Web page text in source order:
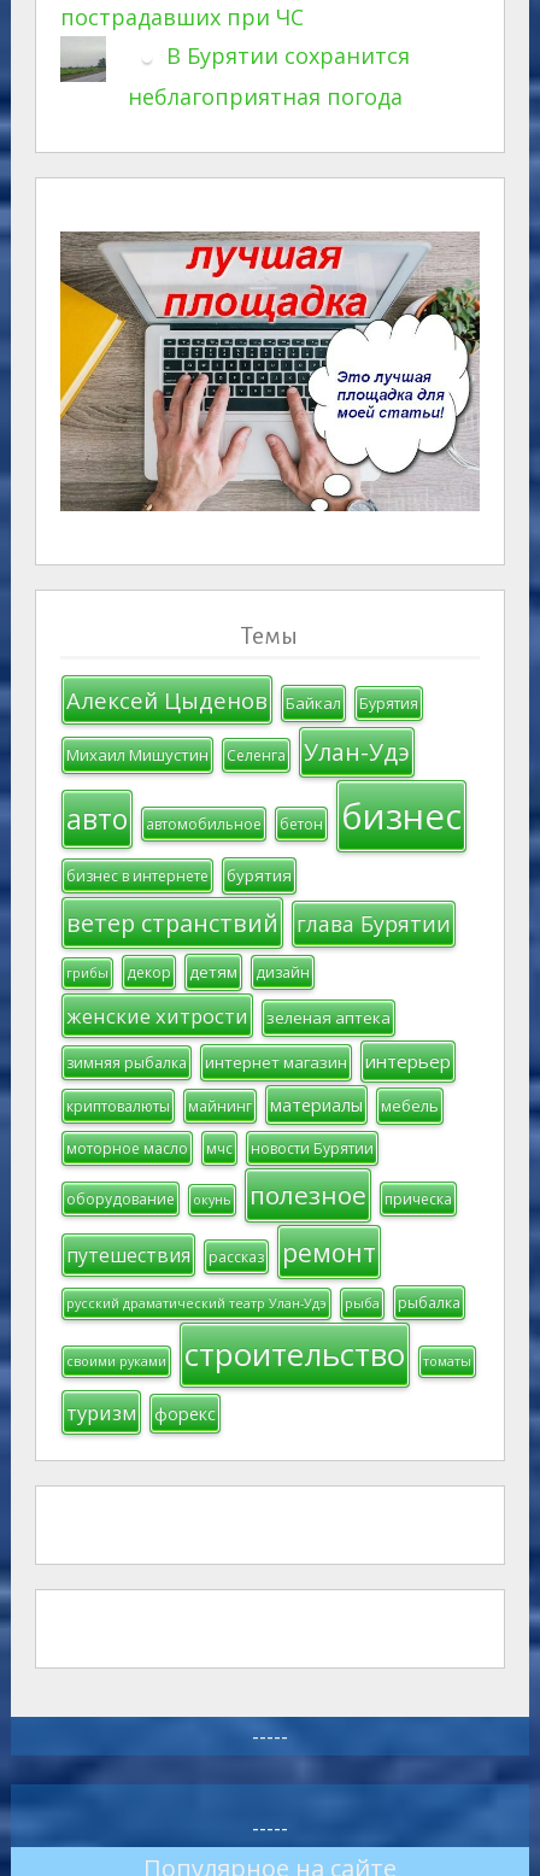
пострадавших при ЧС
В Бурятии сохранится
неблагоприятная погода
Темы
Алексей Цыденов Байкал Бурятия
Михаил Мишустин Селенга Улан-Удэ
авто автомобильное бетон бизнес
бизнес в интернете бурятия
ветер странствий глава Бурятии
грибы декор детям дизайн
женские хитрости зеленая аптека
зимняя рыбалка интернет магазин интерьер
криптовалюты майнинг материалы мебель
моторное масло мчс новости Бурятии
оборудование окунь полезное прическа
путешествия рассказ ремонт
русский драматический театр Улан-Удэ рыба рыбалка
своими руками строительство томаты
туризм форекс
-----
-----
Популярное на сайте